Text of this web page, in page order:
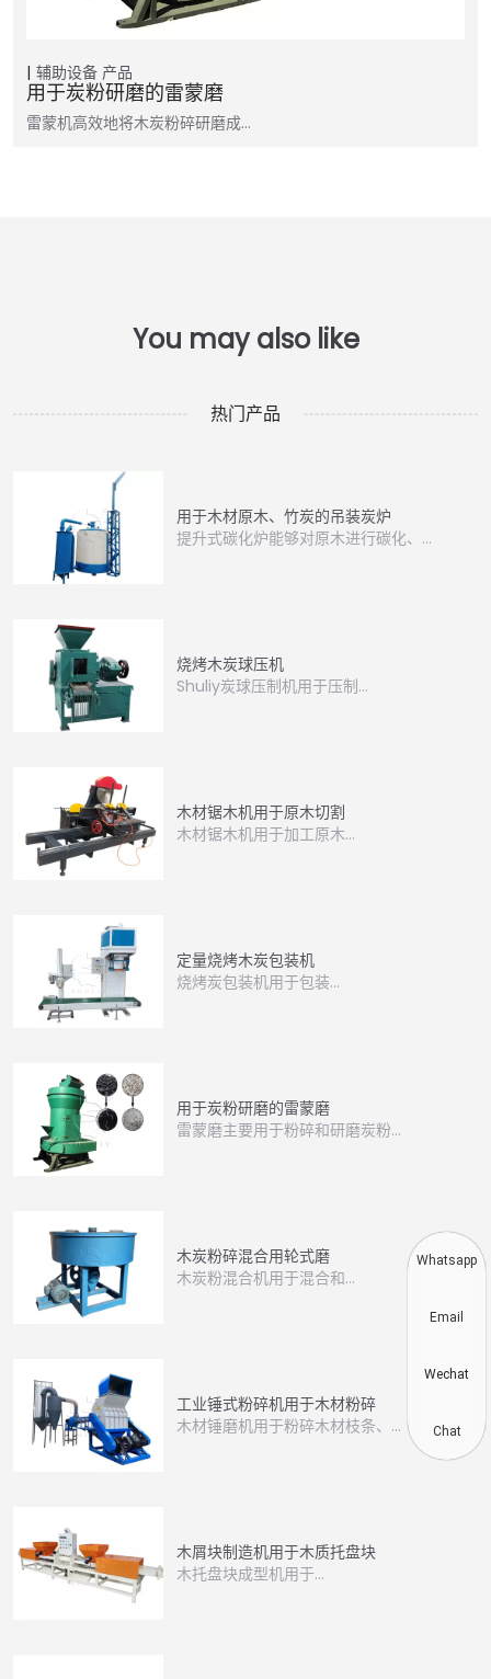
辅助设备 产品
用于炭粉研磨的雷蒙磨
雷蒙机高效地将木炭粉碎研磨成…
热门产品
用于木材原木、竹炭的吊装炭炉
提升式碳化炉能够对原木进行碳化、…
烧烤木炭球压机
Shuliy炭球压制机用于压制…
木材锯木机用于原木切割
木材锯木机用于加工原木…
定量烧烤木炭包装机
烧烤炭包装机用于包装…
用于炭粉研磨的雷蒙磨
雷蒙磨主要用于粉碎和研磨炭粉…
木炭粉碎混合用轮式磨
木炭粉混合机用于混合和…
工业锤式粉碎机用于木材粉碎
木材锤磨机用于粉碎木材枝条、…
木屑块制造机用于木质托盘块
木托盘块成型机用于...
Whatsapp
Email
Wechat
Chat